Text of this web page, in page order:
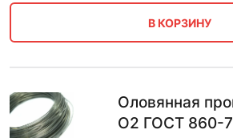
В КОРЗИНУ
Оловянная
О2 ГОСТ 860-